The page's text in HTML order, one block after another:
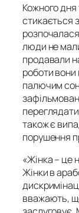
Кожного дня
стикається
люди не
продавали
роботи вони
палючим
також є
порушення
«Жінка – це
Жінки в
вважають,